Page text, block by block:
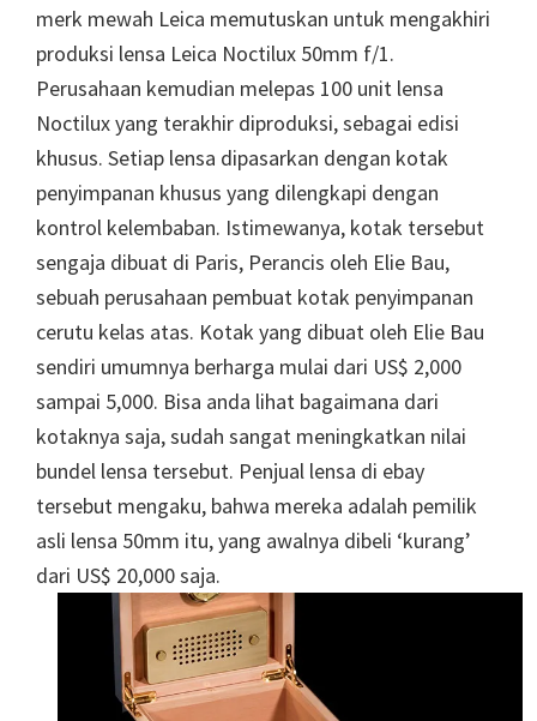
merk mewah Leica memutuskan untuk mengakhiri
produksi lensa Leica Noctilux 50mm f/1.
Perusahaan kemudian melepas 100 unit lensa
Noctilux yang terakhir diproduksi, sebagai edisi
khusus. Setiap lensa dipasarkan dengan kotak
penyimpanan khusus yang dilengkapi dengan
kontrol kelembaban. Istimewanya, kotak tersebut
sengaja dibuat di Paris, Perancis oleh Elie Bau,
sebuah perusahaan pembuat kotak penyimpanan
cerutu kelas atas. Kotak yang dibuat oleh Elie Bau
sendiri umumnya berharga mulai dari US$ 2,000
sampai 5,000. Bisa anda lihat bagaimana dari
kotaknya saja, sudah sangat meningkatkan nilai
bundel lensa tersebut. Penjual lensa di ebay
tersebut mengaku, bahwa mereka adalah pemilik
asli lensa 50mm itu, yang awalnya dibeli ‘kurang’
dari US$ 20,000 saja.